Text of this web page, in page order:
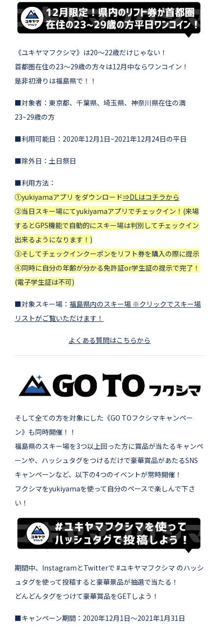
《ユキヤマフクシマ》は20～22歳だけじゃない！
首都圏在住の23～29歳の方々は12月中ならワンコイン！
是非初滑りは福島県で！！
■対象者：東京都、千葉県、埼玉県、神奈川県在住の満
23~29歳の方
■利用可能日：2020年12月1日~2021年12月24日の平日
■除外日：土日祭日
■利用方法：
①yukiyamaアプリ をダウンロード⇒DLはコチラから
②当日スキー場にてyukiyamaアプリでチェックイン！(来場
するとGPS機能で自動的にスキー場は判別してチェックイン
出来るようになります！)
③そしてチェックインクーポンをリフト券を購入の際に提示
④同時に自分の年齢が分かる免許証or学生証の提示で完了！
(電子学生証は不可)
■対象スキー場： 福島県内のスキー場 ※クリックでスキー場
リストがご覧いただけます！
よくある質問はこちらから
そして全ての方を対象にした《GO TOフクシマキャンペー
ン》も同時開催！！
福島県のスキー場を3つ以上回った方に賞品が当たるキャンペ
ーンや、ハッシュタグをつけるだけで豪華賞品があたるSNS
キャンペーンなど、以下の4つのイベントが常時開催！
フクシマをyukiyamaを使って自分のペースで楽しんで下さ
い！
期間中、InstagramとTwitterで #ユキヤマフクシマ のハッシ
ュタグを使って投稿すると豪華景品が抽選で当たる！
どんどんタグをつけて豪華賞品をGETしよう！
■キャンペーン期間：2020年12月1日～2021年1月31日